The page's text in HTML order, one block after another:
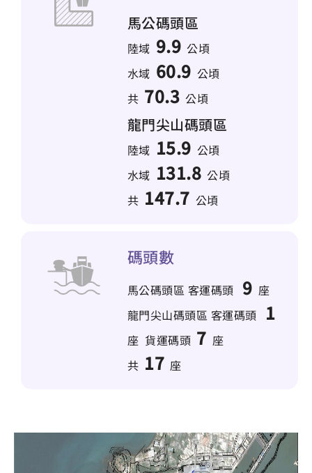
馬公碼頭區
陸域 9.9 公頃
水域 60.9 公頃
共 70.3 公頃
龍門尖山碼頭區
陸域 15.9 公頃
水域 131.8 公頃
共 147.7 公頃
碼頭數
馬公碼頭區 客運碼頭 9 座
龍門尖山碼頭區 客運碼頭
1
座 貨運碼頭 7 座
共 17 座